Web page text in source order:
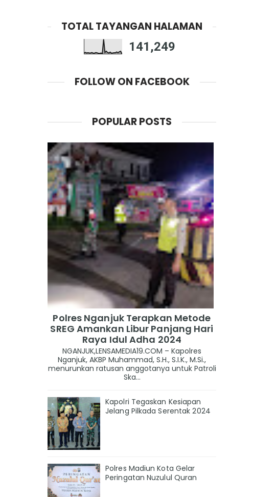
TOTAL TAYANGAN HALAMAN
141,249
FOLLOW ON FACEBOOK
POPULAR POSTS
Polres Nganjuk Terapkan Metode
SREG Amankan Libur Panjang Hari
Raya Idul Adha 2024
NGANJUK,LENSAMEDIA19.COM – Kapolres
Nganjuk, AKBP Muhammad, S.H., S.I.K., M.Si.,
menurunkan ratusan anggotanya untuk Patroli
Ska...
Kapolri Tegaskan Kesiapan
Jelang Pilkada Serentak 2024
Polres Madiun Kota Gelar
Peringatan Nuzulul Quran